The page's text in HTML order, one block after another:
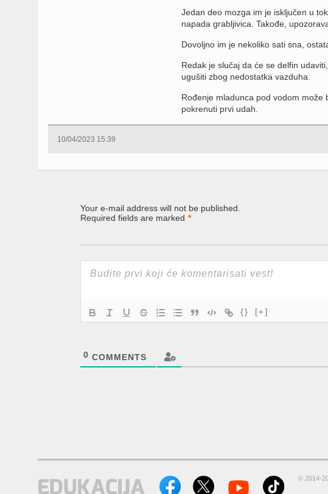
Jedan deo mozga im je isključen u
napada grabljivica. Takođe,
Dovoljno im je nekoliko sati sna,
Redak je slučaj da će se delfin
ugušiti zbog nedostatka vazduha.
Rođenje mladunca pod vodom može
pokrenuti prvi udah.
10/04/2023 15:39
Your e-mail address will not be published.
Required fields are marked *
{} [+]
0 COMMENTS
© 2014-